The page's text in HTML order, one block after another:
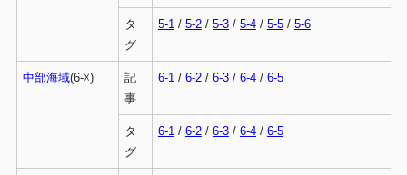
タ
グ
5-1/ 5-2/ 5-3/ 5-4/ 5-5/ 5-6
中部海域(6-☓)
記
事
6-1/ 6-2/ 6-3/ 6-4/ 6-5
タ
グ
6-1/ 6-2/ 6-3/ 6-4/ 6-5